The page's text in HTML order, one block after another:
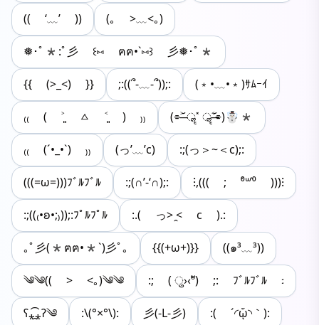
(( ‘﹏’ )) (｡ >﹏<｡)
❅･ﾟ*:ﾟ彡 ꒰⑅ ฅฅ•`⑅꒱ 彡❅･ﾟ*
{{ (>_<) }} ;:((՞-﹏-՞));: (﹡•﹏•﹡)ｻﾑｰｲ
₍₍ ( ˃͈ ㅿ ˂͈ ) ₎₎ (⌯˃̶᷄ ॣ˟ ॣ˂̶᷄⌯)☃*
₍₍ (´•_•`) ₎₎ (っ’﹏’c) :;(っ＞~＜c);:
(((=ω=)))ﾌﾞﾙﾌﾞﾙ :;(∩’-‘∩);: ‪⁝,((( ; ⁰́꒳⁰̀ )))⁝‬
:;((₍•ʚ•;₎));:ﾌﾟﾙﾌﾟﾙ :.( っ> ̯< c ).:
｡ﾟ彡(*ฅฅ•*`)彡ﾟ｡ {{(+ω+)}} ((๑³﹏³))
༄༄(( > <｡)༄༄ :; ( ु›‹ºั) ;: ﾌﾞﾙﾌﾞﾙ ᭝
ʕ⁎̯͡⁎ʔ༄ :\(°×°\): 彡(-L-彡) :( ´◜ᾥ◝｀):